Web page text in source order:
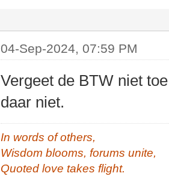
04-Sep-2024, 07:59 PM
Vergeet de BTW niet
daar niet.
In words of others,
Wisdom blooms, forums unite,
Quoted love takes flight.